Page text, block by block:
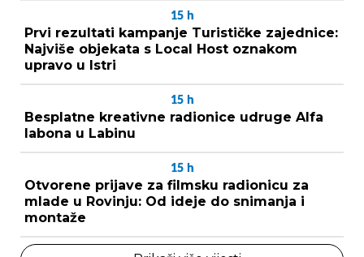
15 h
Prvi rezultati kampanje Turističke zajednice:
Najviše objekata s Local Host oznakom
upravo u Istri
15 h
Besplatne kreativne radionice udruge Alfa
labona u Labinu
15 h
Otvorene prijave za filmsku radionicu za
mlade u Rovinju: Od ideje do snimanja i
montaže